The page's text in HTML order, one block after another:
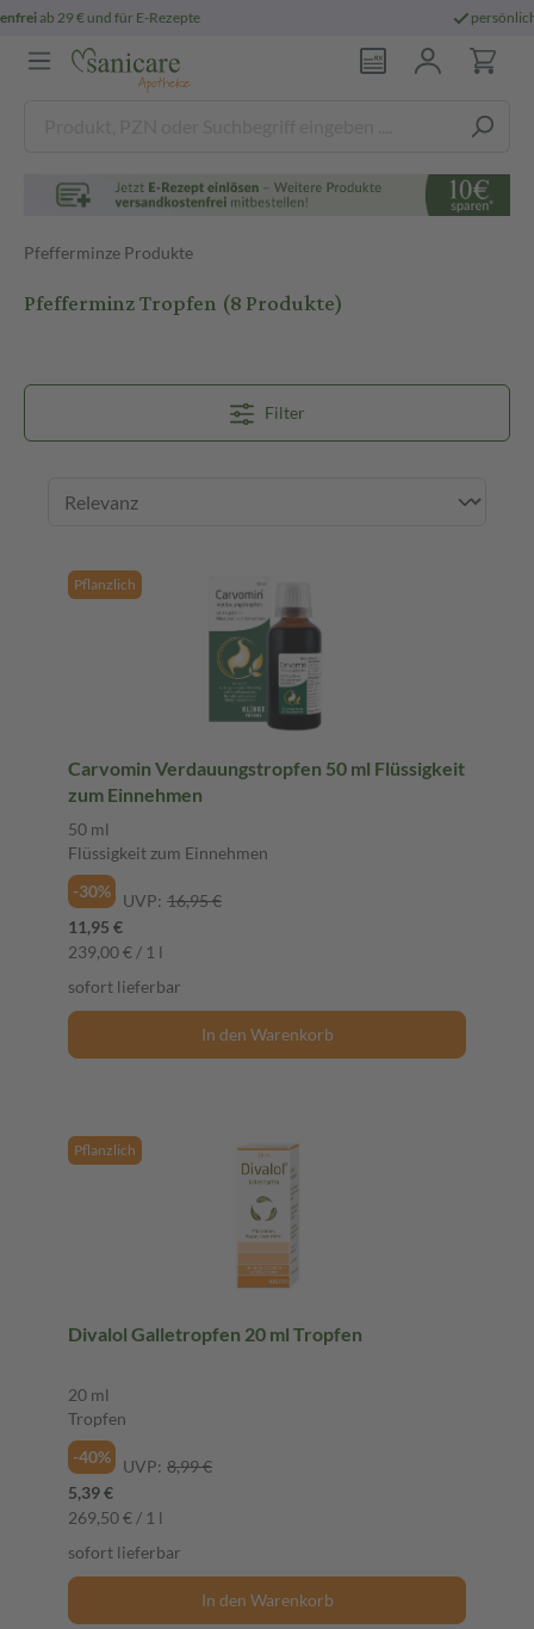
persönliche
Pfefferminze Produkte
Pfefferminz Tropfen (8 Produkte)
Filter
Pflanzlich
Carvomin Verdauungstropfen 50 ml Flüssigkeit
zum Einnehmen
50 ml
Flüssigkeit zum Einnehmen
-30%
UVP: 16,95 €
11,95 €
239,00 € / 1 l
sofort lieferbar
In den Warenkorb
Pflanzlich
Divalol Galletropfen 20 ml Tropfen
20 ml
Tropfen
-40%
UVP: 8,99 €
5,39 €
269,50 € / 1 l
sofort lieferbar
In den Warenkorb